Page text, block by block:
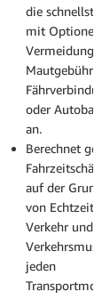
die
mit
Vermeidung
oder
an.
Berechnet
auf der
von Echtzeit-
Verkehr und
jeden